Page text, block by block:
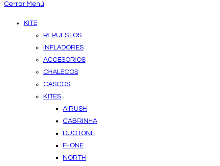
Cerrar Menú
KITE
REPUESTOS
INFLADORES
ACCESORIOS
CHALECOS
CASCOS
KITES
AIRUSH
CABRINHA
DUOTONE
F-ONE
NORTH